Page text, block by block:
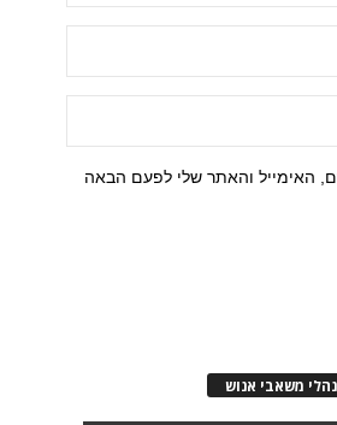
האימייל והאתר שלי לפעם הבאה
משאבי אנוש